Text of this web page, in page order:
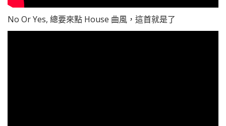
No Or Yes, 總要來點 House 曲風，這首就是了